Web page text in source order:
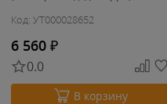
Код: УТ000028652
6 560 ₽
0.0
В корзину